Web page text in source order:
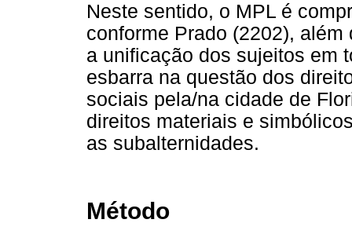
Neste sentido, o MPL é
conforme Prado (2202),
a unificação dos sujeitos em
esbarra na questão dos
sociais pela/na cidade de
direitos materiais e
as subalternidades.
Método